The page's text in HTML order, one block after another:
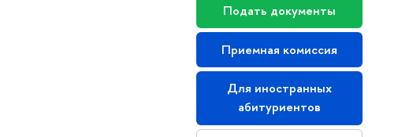
Подать документы
Приемная комиссия
Для иностранных
абитуриентов